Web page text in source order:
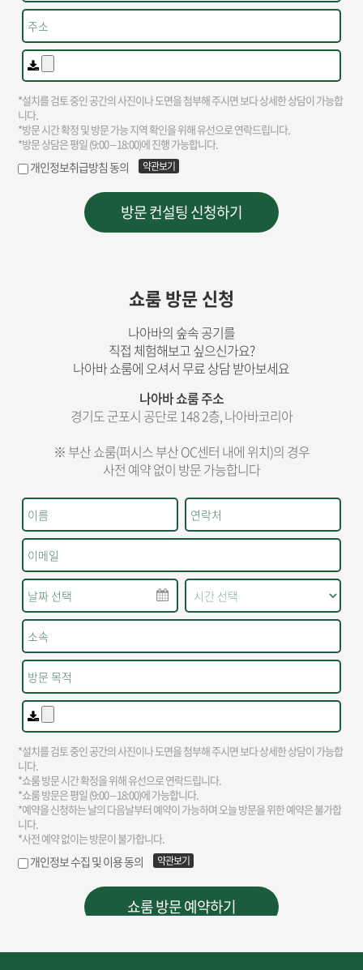
쇼룸 방문 신청
나아바의 숲속 공기를
직접 체험해보고 싶으신가요?
나아바 쇼룸에 오셔서 무료 상담 받아보세요
나아바 쇼룸 주소
경기도 군포시 공단로 148 2층, 나아바코리아
※ 부산 쇼룸(퍼시스 부산 OC센터 내에 위치)의 경우
사전 예약 없이 방문 가능합니다